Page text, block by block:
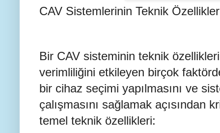
CAV Sistemlerinin Teknik
Bir CAV sisteminin teknik
verimliliğini etkileyen birçok
bir cihaz seçimi yapılmasını ve
çalışmasını sağlamak açısından
temel teknik özellikleri: